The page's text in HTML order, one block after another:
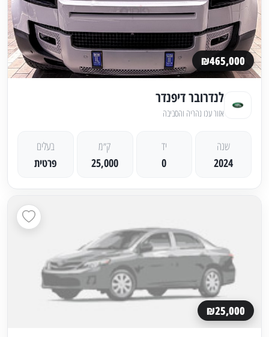
₪465,000
לנדרובר דיפנדר
אזור עכו נהריה והסביבה
שנה
2024
יד
0
ק״מ
25,000
בעלים
פרטית
₪25,000